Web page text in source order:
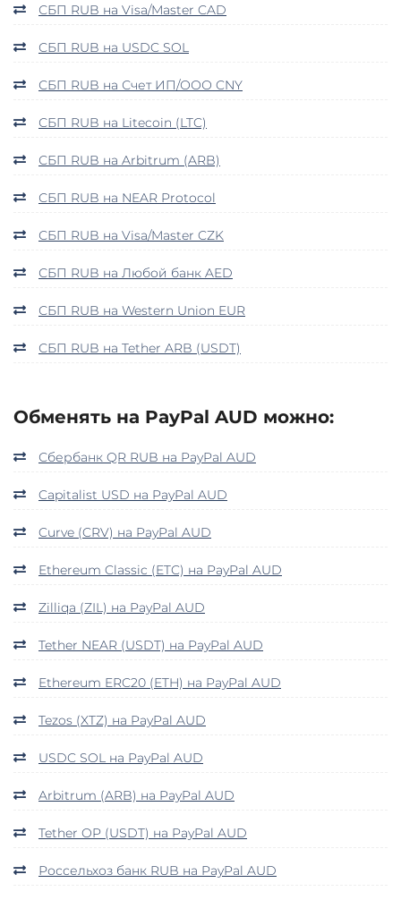
СБП RUB на Visa/Master CAD
СБП RUB на USDC SOL
СБП RUB на Счет ИП/ООО CNY
СБП RUB на Litecoin (LTC)
СБП RUB на Arbitrum (ARB)
СБП RUB на NEAR Protocol
СБП RUB на Visa/Master CZK
СБП RUB на Любой банк AED
СБП RUB на Western Union EUR
СБП RUB на Tether ARB (USDT)
Обменять на PayPal AUD можно:
Сбербанк QR RUB на PayPal AUD
Capitalist USD на PayPal AUD
Curve (CRV) на PayPal AUD
Ethereum Classic (ETC) на PayPal AUD
Zilliqa (ZIL) на PayPal AUD
Tether NEAR (USDT) на PayPal AUD
Ethereum ERC20 (ETH) на PayPal AUD
Tezos (XTZ) на PayPal AUD
USDC SOL на PayPal AUD
Arbitrum (ARB) на PayPal AUD
Tether OP (USDT) на PayPal AUD
Россельхоз банк RUB на PayPal AUD